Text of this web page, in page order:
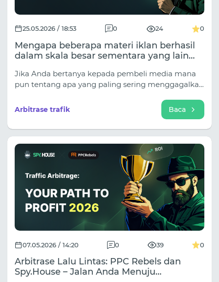
25.05.2026 / 18:53 0 24 0
Mengapa beberapa materi iklan berhasil
dalam skala besar sementara yang lain
Jika Anda bertanya kepada pembeli media mana
pun tentang apa yang paling sering menggagalkan
selalu adalah kualitas konten itu sendiri. Pengait
membosankan, atau penawaran yang tidak
terhubung dengan audiens.
Arbitrase trafik Baca
07.05.2026 / 14:20 0 39 0
Arbitrase Lalu Lintas: PPC Rebels dan
Spy.House – Jalan Anda Menuju